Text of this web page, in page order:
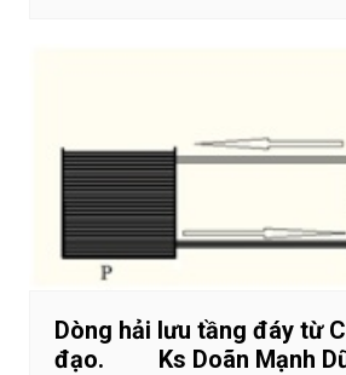
Dòng hải lưu tầng đáy từ
đạo. Ks Doãn Mạnh